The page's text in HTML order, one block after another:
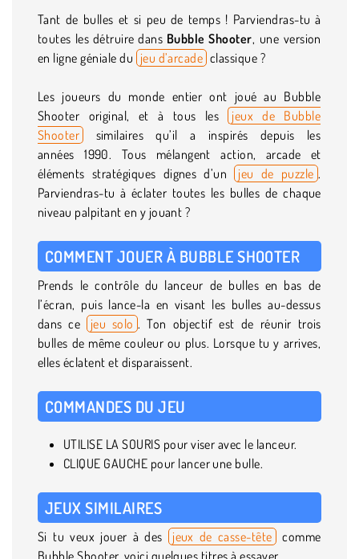
Tant de bulles et si peu de temps ! Parviendras-tu à
toutes les détruire dans Bubble Shooter, une version
en ligne géniale du jeu d’arcade classique ?
Les joueurs du monde entier ont joué au Bubble
Shooter original, et à tous les jeux de Bubble
Shooter
similaires qu’il a inspirés depuis les
années 1990. Tous mélangent action, arcade et
éléments stratégiques dignes d’un jeu de puzzle .
Parviendras-tu à éclater toutes les bulles de chaque
niveau palpitant en y jouant ?
COMMENT JOUER À BUBBLE SHOOTER
Prends le contrôle du lanceur de bulles en bas de
l’écran, puis lance-la en visant les bulles au-dessus
dans ce
jeu solo . Ton objectif est de réunir trois
bulles de même couleur ou plus. Lorsque tu y arrives,
elles éclatent et disparaissent.
COMMANDES DU JEU
UTILISE LA SOURIS pour viser avec le lanceur.
CLIQUE GAUCHE pour lancer une bulle.
JEUX SIMILAIRES
Si tu veux jouer à des jeux de casse-tête comme
Bubble Shooter, voici quelques titres à essayer.